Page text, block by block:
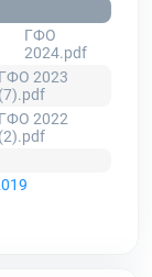
ГФО
2024.pdf
ГФО 2023
(7).pdf
ГФО 2022
(2).pdf